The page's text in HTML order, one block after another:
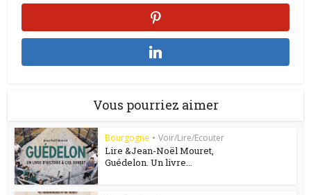
Vous pourriez aimer
Bourgogne • Voir/Lire/Ecouter
Lire &Jean-Noël Mouret,
Guédelon. Un livre...